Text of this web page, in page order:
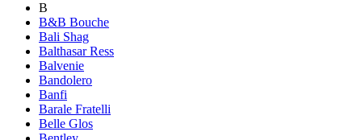
B
B&B Bouche
Bali Shag
Balthasar Ress
Balvenie
Bandolero
Banfi
Barale Fratelli
Belle Glos